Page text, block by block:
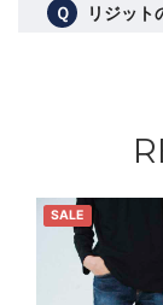
Ｑ リジット
SALE